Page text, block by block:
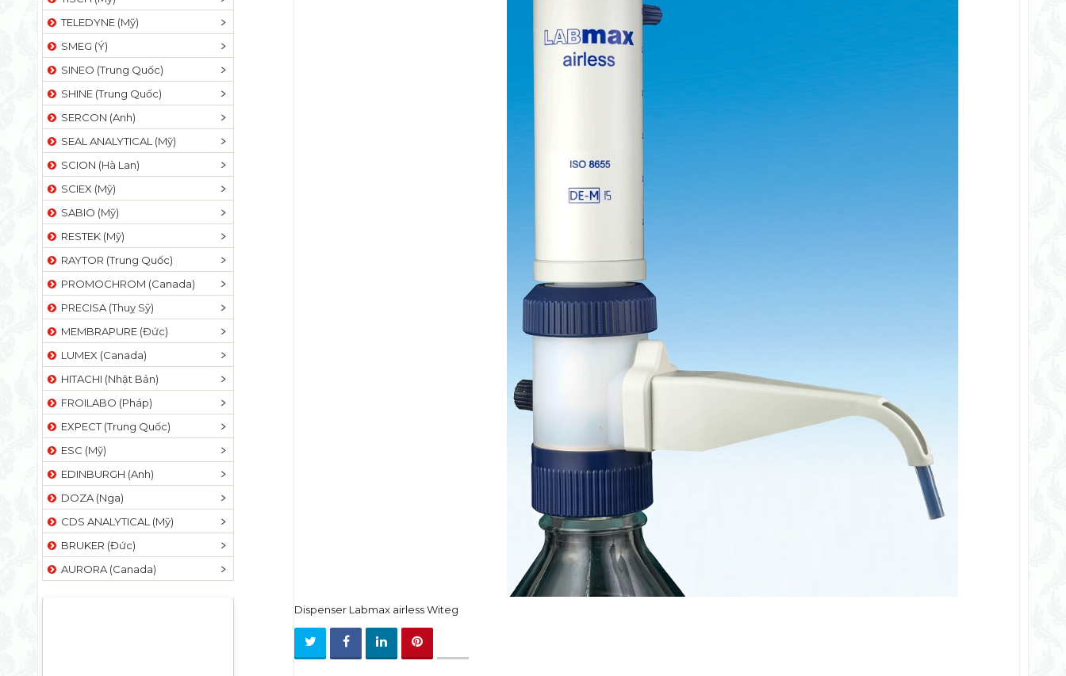
Dispenser Labmax airless Witeg
TELEDYNE (Mỹ)
SMEG (Ý)
SINEO (Trung Quốc)
SHINE (Trung Quốc)
SERCON (Anh)
SEAL ANALYTICAL (Mỹ)
SCION (Hà Lan)
SCIEX (Mỹ)
SABIO (Mỹ)
RESTEK (Mỹ)
RAYTOR (Trung Quốc)
PROMOCHROM (Canada)
PRECISA (Thuỵ Sỹ)
MEMBRAPURE (Đức)
LUMEX (Canada)
HITACHI (Nhật Bản)
FROILABO (Pháp)
EXPECT (Trung Quốc)
ESC (Mỹ)
EDINBURGH (Anh)
DOZA (Nga)
CDS ANALYTICAL (Mỹ)
BRUKER (Đức)
AURORA (Canada)